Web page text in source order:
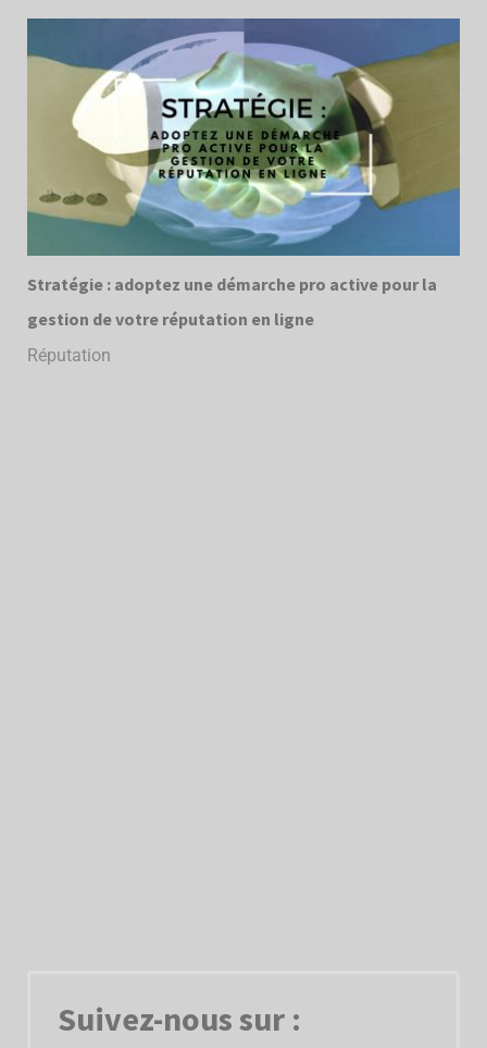
Stratégie : adoptez une démarche pro active pour la
gestion de votre réputation en ligne
Réputation
Suivez-nous sur :